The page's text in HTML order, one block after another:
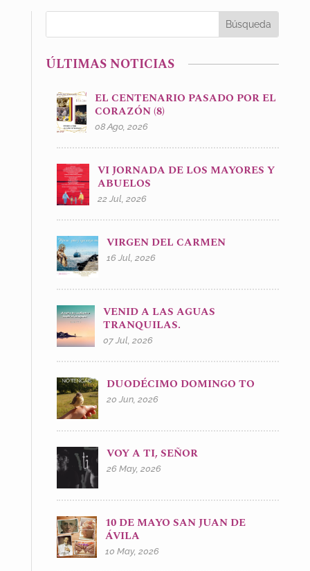
ÚLTIMAS NOTICIAS
EL CENTENARIO PASADO POR EL
CORAZÓN (8)
08 Ago, 2026
VI JORNADA DE LOS MAYORES Y
ABUELOS
22 Jul, 2026
VIRGEN DEL CARMEN
16 Jul, 2026
VENID A LAS AGUAS
TRANQUILAS.
07 Jul, 2026
DUODÉCIMO DOMINGO TO
20 Jun, 2026
VOY A TI, SEÑOR
26 May, 2026
10 DE MAYO SAN JUAN DE
ÁVILA
10 May, 2026